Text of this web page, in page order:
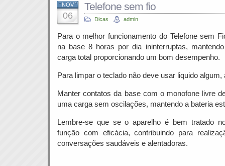
NOV
06
Telefone sem fio
Dicas admin
Para o melhor funcionamento do Telefone sem
na base 8 horas por dia ininterruptas,
carga total proporcionando um bom desempenho.
Para limpar o teclado não deve usar liquido
Manter contatos da base com o monofone livre
uma carga sem oscilações, mantendo a bateria
Lembre-se que se o aparelho é bem tratado
função com eficácia, contribuindo para
conversações saudáveis e alentadoras.